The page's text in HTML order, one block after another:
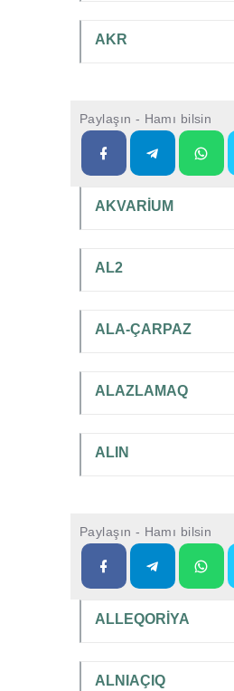
AKR
Paylaşın - Hamı bilsin
AKVARİUM
AL2
ALA-ÇARPAZ
ALAZLAMAQ
ALIN
Paylaşın - Hamı bilsin
ALLEQORİYA
ALNIAÇIQ